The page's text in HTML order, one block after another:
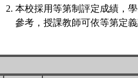
本校採用等第制評定成績，
參考，授課教師可依等第定